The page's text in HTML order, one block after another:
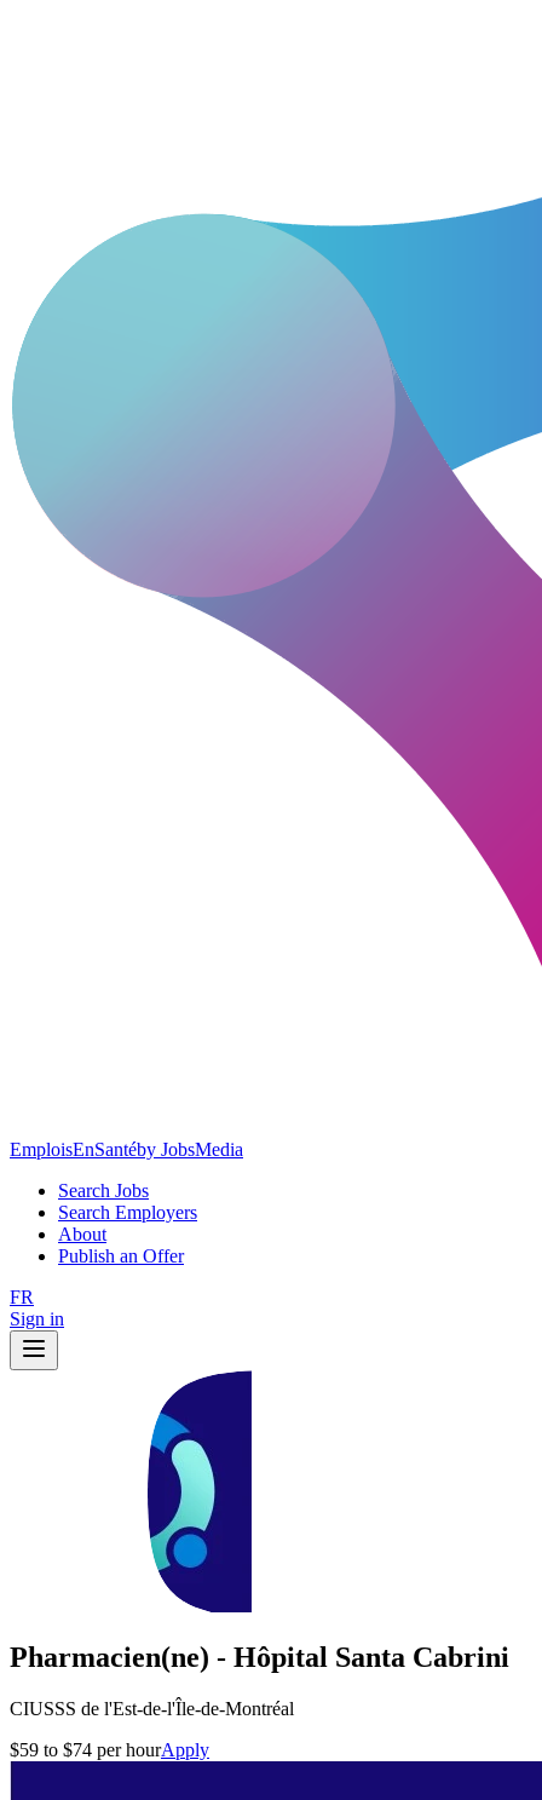
EmploisEnSantéby JobsMedia
Search Jobs
Search Employers
About
Publish an Offer
FR
Sign in
Pharmacien(ne) - Hôpital Santa Cabrini
CIUSSS de l'Est-de-l'Île-de-Montréal
$59 to $74 per hourApply